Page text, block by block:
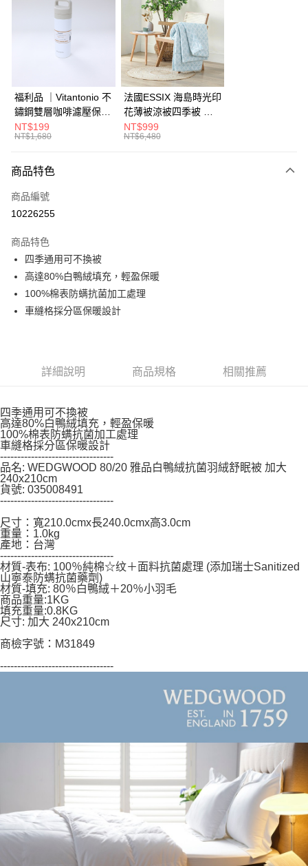
3 期 0 利率 每期 NT$6,460
合作金庫商業銀行
第一商業銀行
彰化商業銀行
台北富邦商業銀行
兆豐國際商業銀行
臺灣中小企業銀行
台中商業銀行
匯豐（台灣）商業銀行
華泰商業銀行
聯邦商業銀行
遠東國際商業銀行
元大商業銀行
台灣樂天信用卡公司
6 期 0 利率 每期 NT$3,230
合作金庫商業銀行
第一商業銀行
彰化商業銀行
台北富邦商業銀行
國泰世華商業銀行
兆豐國際商業銀行
臺灣中小企業銀行
台中商業銀行
匯豐（台灣）商業銀行
聯邦商業銀行
玉山商業銀行
台灣樂天信用卡公司
街口支付
AFTEE先享後付
【關於「AFTEE先享後付」】
AFTEE先享後付是「在收到商品之後才付款」的支付方式。 讓您購物簡單
便利好安心！
１．簡單：不需註冊會員、不需綁卡、不需儲值。
２．便利：只要手機號碼，簡訊認證，即可結帳。
【「AFTEE先享後付」結帳流程】
１．於結帳方式選擇「AFTEE先享後付」後，將跳轉至「AFTEE先享後付」
結帳頁面，進行簡訊認證並確認金額後，即可完成結帳。
２．訂單成立數日內，您將收到繳費通知簡訊。
ATM／網路銀行／等多元方式進行付款，方視為交易完成。
※ 交易是否成功請以「AFTEE先享後付 」之結帳頁面顯示為準，若有關於
是否繳費成功／繳費後需取消欲退款等相關疑問，請聯繫「AFTEE先享後付
【注意事項】
１．透過由恩沛科技股份有限公司提供之「AFTEE先享後付」服務完成之交
易，需依本服務之必要範圍內提供個人資料，並將交易相關給付款項請求債
權轉讓予恩沛科技股份有限公司。
２．關於個人資料處理事宜，請瀏覽以下網址：
https://aftee.tw/terms/#terms3
３．未成年的使用者請事先徵得法定代理人或監護人之同意方可使用
「AFTEE先享後付」，若未經同意申辦者引起之損失，本公司不負相關責
４．使用「AFTEE先享後付」時，將依據個別帳號之用戶狀況，依本公司即
時審查核予不同之上限額度；若仍有額度不足之情形，本公司將視審查結果
請求用戶進行身份認證。
５．嚴禁一人註冊多個帳號或使用他人資訊註冊。若發現惡意使用之情形，
恩沛科技股份有限公司將有權停止該用戶之使用額度並採取法律行動。
ATM付款
運送方式
福利品 ｜Vitantonio 不
鏽鋼雙層咖啡濾壓保溫
瓶 奶油白 VCB-10-C
NT$199
NT$1,680
法國ESSIX 海島時光印
花薄被涼被四季被 單
人
NT$999
NT$6,480
商品特色
商品編號
10226255
商品特色
四季通用可不換被
高達80%白鴨絨填充，輕盈保暖
100%棉表防螨抗菌加工處理
車縫格採分區保暖設計
詳細說明 商品規格 相關推薦
四季通用可不換被
高達80%白鴨絨填充，輕盈保暖
100%棉表防螨抗菌加工處理
車縫格採分區保暖設計
---------------------------------
品名: WEDGWOOD 80/20 雅品白鴨絨抗菌羽絨舒眠被 加大
240x210cm
貨號: 035008491
---------------------------------
尺寸：寬210.0cmx長240.0cmx高3.0cm
重量：1.0kg
產地：台灣
---------------------------------
材質-表布: 100％純棉☆纹＋面料抗菌處理 (添加瑞士Sanitized
山寧泰防螨抗菌藥劑)
材質-填充: 80％白鴨絨＋20％小羽毛
商品重量:1KG
填充重量:0.8KG
尺寸: 加大 240x210cm
商檢字號：M31849
---------------------------------